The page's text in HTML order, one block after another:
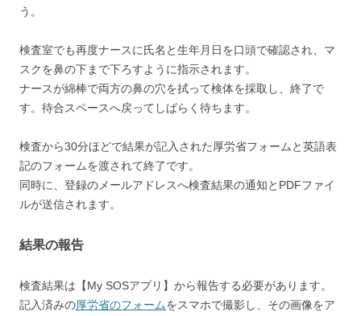
う。
検査室でも再度ナースに氏名と生年月日を口頭で確認され、マ
スクを鼻の下まで下ろすように指示されます。
ナースが綿棒で両方の鼻の穴を拭って検体を採取し、終了で
す。待合スペースへ戻ってしばらく待ちます。
検査から30分ほどで結果が記入された厚労省フォームと英語表
記のフォームを渡されて終了です。
同時に、登録のメールアドレスへ検査結果の通知とPDFファイ
ルが送信されます。
結果の報告
検査結果は【My SOSアプリ】から報告する必要があります。
記入済みの厚労省のフォームをスマホで撮影し、その画像をア